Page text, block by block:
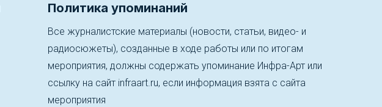
Политика упоминаний
Все журналистские материалы (новости, статьи, видео- и
радиосюжеты), созданные в ходе работы или по итогам
мероприятия, должны содержать упоминание Инфра-Арт или
ссылку на сайт infraart.ru, если информация взята с сайта
мероприятия